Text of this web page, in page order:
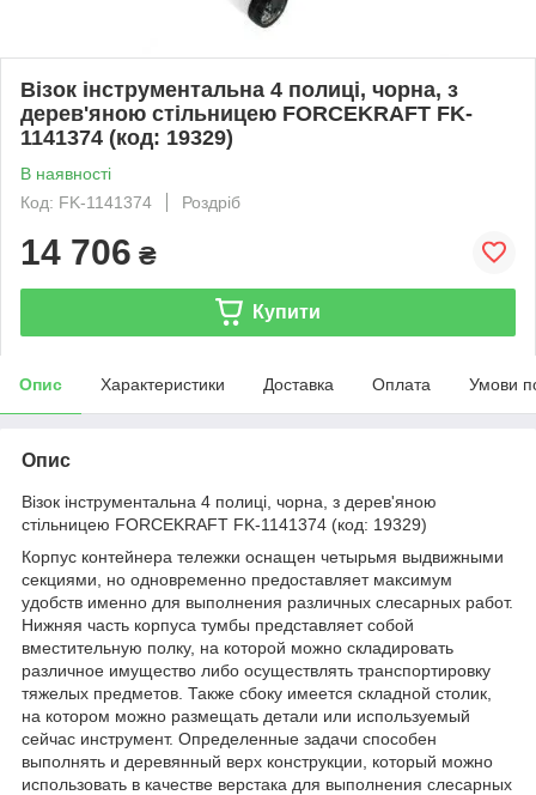
Візок інструментальна 4 полиці, чорна, з
дерев'яною стільницею FORCEKRAFT FK-
1141374 (код: 19329)
В наявності
Код: FK-1141374
Роздріб
14 706 ₴
Купити
Опис Характеристики Доставка Оплата Умови
Опис
Візок інструментальна 4 полиці, чорна, з дерев'яною
стільницею FORCEKRAFT FK-1141374 (код: 19329)
Корпус контейнера тележки оснащен четырьмя выдвижными
секциями, но одновременно предоставляет максимум
удобств именно для выполнения различных слесарных работ.
Нижняя часть корпуса тумбы представляет собой
вместительную полку, на которой можно складировать
различное имущество либо осуществлять транспортировку
тяжелых предметов. Также сбоку имеется складной столик,
на котором можно размещать детали или используемый
сейчас инструмент. Определенные задачи способен
выполнять и деревянный верх конструкции, который можно
использовать в качестве верстака для выполнения слесарных